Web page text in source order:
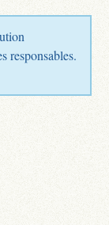
responsables.